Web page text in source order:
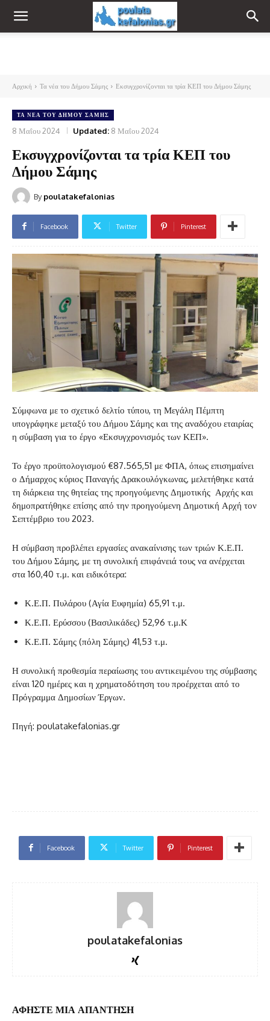
Αρχική Τα νέα του Δήμου Σάμης Εκσυγχρονίζονται τα τρία ΚΕΠ του Δήμου Σάμης
ΤΑ ΝΈΑ ΤΟΥ ΔΉΜΟΥ ΣΆΜΗΣ
8 Μαΐου 2024 Updated: 8 Μαΐου 2024
Εκσυγχρονίζονται τα τρία ΚΕΠ του
Δήμου Σάμης
By poulatakefalonias
Facebook Twitter Pinterest
Σύμφωνα με το σχετικό δελτίο τύπου, τη Μεγάλη Πέμπτη
υπογράφηκε μεταξύ του Δήμου Σάμης και της αναδόχου εταιρίας
η σύμβαση για το έργο «Εκσυγχρονισμός των ΚΕΠ».
Το έργο προϋπολογισμού €87.565,51 με ΦΠΑ, όπως επισημαίνει
ο Δήμαρχος κύριος Παναγής Δρακουλόγκωνας, μελετήθηκε κατά
τη διάρκεια της θητείας της προηγούμενης Δημοτικής Αρχής και
δημοπρατήθηκε επίσης από την προηγούμενη Δημοτική Αρχή τον
Σεπτέμβριο του 2023.
Η σύμβαση προβλέπει εργασίες ανακαίνισης των τριών Κ.Ε.Π.
του Δήμου Σάμης, με τη συνολική επιφάνειά τους να ανέρχεται
στα 160,40 τ.μ. και ειδικότερα:
Κ.Ε.Π. Πυλάρου (Αγία Ευφημία) 65,91 τ.μ.
Κ.Ε.Π. Ερύσσου (Βασιλικάδες) 52,96 τ.μ.Κ
Κ.Ε.Π. Σάμης (πόλη Σάμης) 41,53 τ.μ.
Η συνολική προθεσμία περαίωσης του αντικειμένου της σύμβασης
είναι 120 ημέρες και η χρηματοδότηση του προέρχεται από το
Πρόγραμμα Δημοσίων Έργων.
Πηγή: poulatakefalonias.gr
Facebook Twitter Pinterest
poulatakefalonias
ΑΦΗΣΤΕ ΜΙΑ ΑΠΑΝΤΗΣΗ